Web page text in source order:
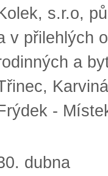
s.r.o,
v přilehlých
a
-
dubna